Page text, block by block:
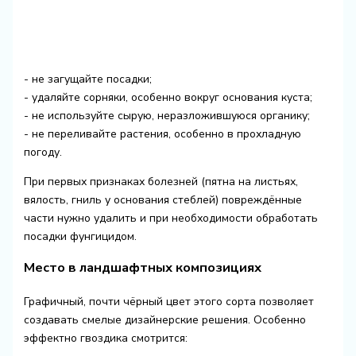
- не загущайте посадки;
- удаляйте сорняки, особенно вокруг основания куста;
- не используйте сырую, неразложившуюся органику;
- не переливайте растения, особенно в прохладную
погоду.
При первых признаках болезней (пятна на листьях,
вялость, гниль у основания стеблей) повреждённые
части нужно удалить и при необходимости обработать
посадки фунгицидом.
Место в ландшафтных композициях
Графичный, почти чёрный цвет этого сорта позволяет
создавать смелые дизайнерские решения. Особенно
эффектно гвоздика смотрится: